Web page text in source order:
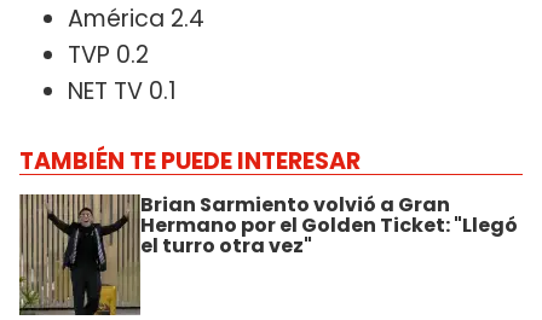
América 2.4
TVP 0.2
NET TV 0.1
TAMBIÉN TE PUEDE INTERESAR
Brian Sarmiento volvió a Gran
Hermano por el Golden Ticket: "Llegó
el turro otra vez"